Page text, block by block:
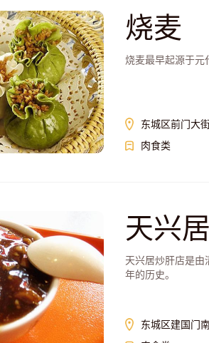
烧麦
烧麦最早起源于元
东城区前门大
肉食类
天兴
天兴居炒肝店是由
年的历史。
东城区建国门